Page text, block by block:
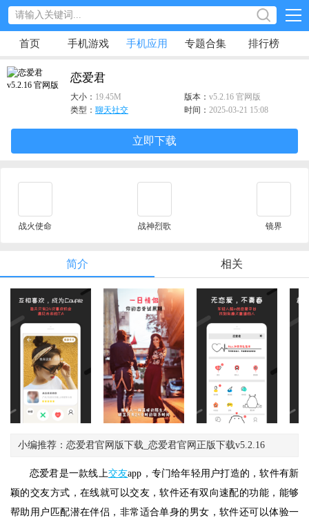
首页 手机游戏 手机应用 专题合集 排行榜
恋爱君
大小： 19.45M 版本： v5.2.16 官网版
类型： 聊天社交 时间： 2025-03-21 15:08
立即下载
战火使命 战神烈歌 镜界
简介 相关
小编推荐：恋爱君官网版下载_恋爱君官网正版下载v5.2.16
恋爱君是一款线上交友app，专门给年轻用户打造的，软件有新
颖的交友方式，在线就可以交友，软件还有双向速配的功能，能够
帮助用户匹配潜在伴侣，非常适合单身的男女，软件还可以体验一